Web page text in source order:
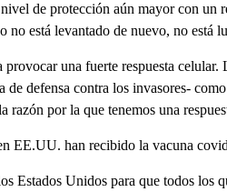
de protección aún mayor con un
no está levantado de nuevo, no está
provocar una fuerte respuesta celular.
defensa contra los invasores-
razón por la que tenemos una
EE.UU. han recibido la vacuna
Estados Unidos para que todos los